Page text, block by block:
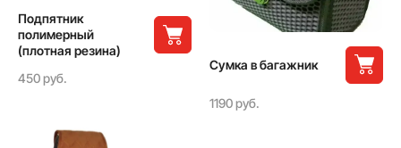
Подпятник
полимерный
(плотная резина)
450 руб.
Сумка в багажник
1190 руб.